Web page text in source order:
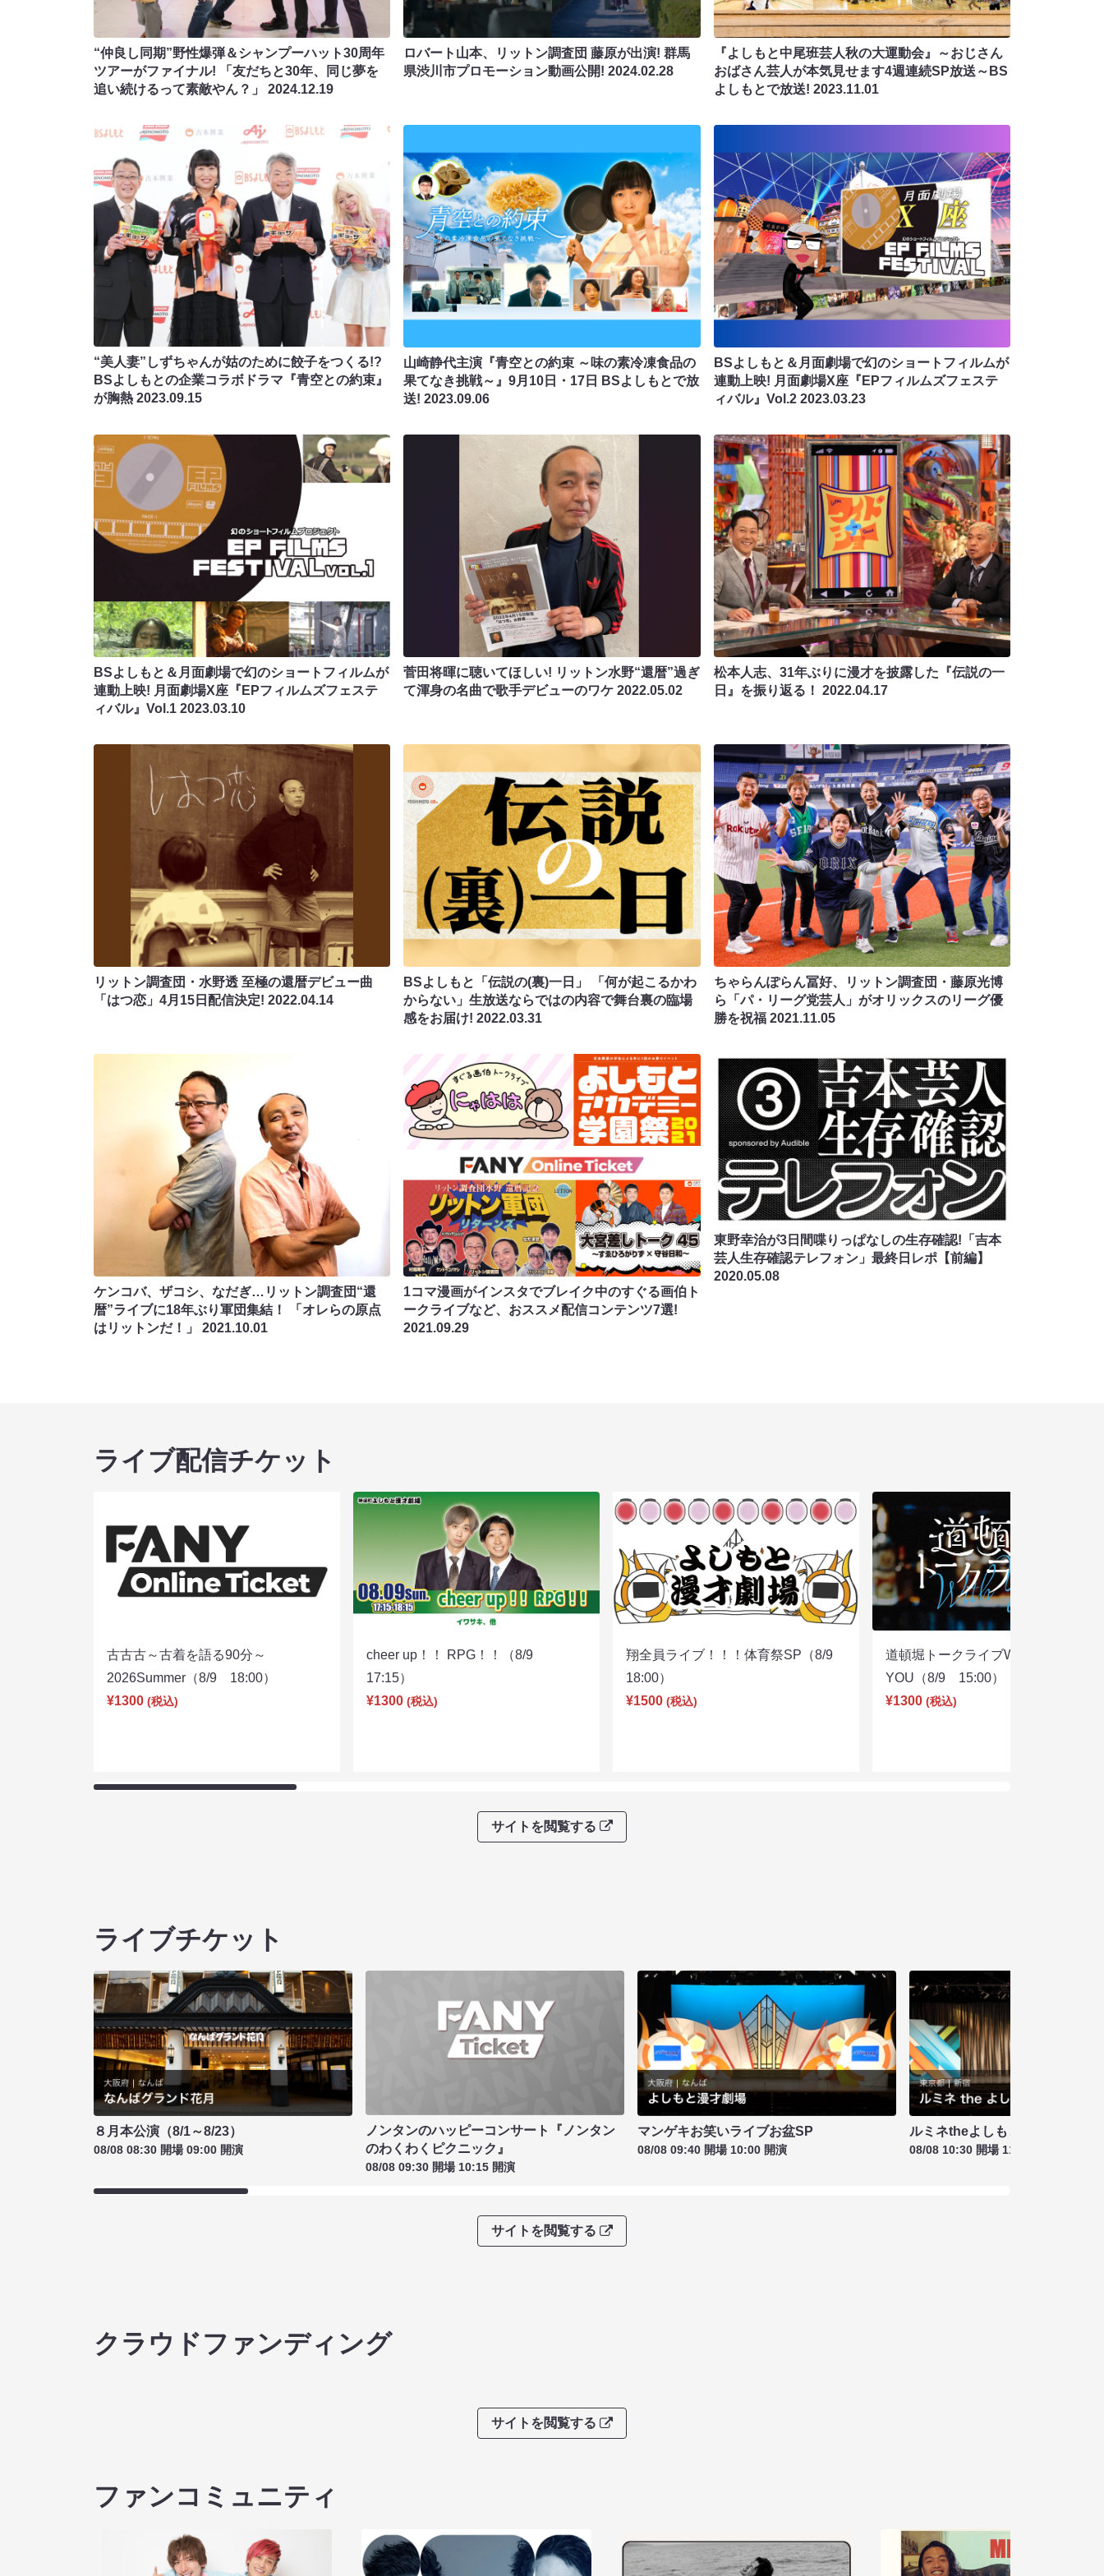
“仲良し同期”野性爆弾＆シャンプーハット30周年
ツアーがファイナル! 「友だちと30年、同じ夢を
追い続けるって素敵やん？」 2024.12.19
ロバート山本、リットン調査団 藤原が出演! 群馬
県渋川市プロモーション動画公開!2024.02.28
『よしもと中尾班芸人秋の大運動会』～おじさん
おばさん芸人が本気見せます4週連続SP放送～BS
よしもとで放送! 2023.11.01
“美人妻”しずちゃんが姑のために餃子をつくる!?
BSよしもとの企業コラボドラマ『青空との約束』
が胸熱 2023.09.15
山崎静代主演『青空との約束 ～味の素冷凍食品の
果てなき挑戦～』9月10日・17日 BSよしもとで放
送!2023.09.06
BSよしもと＆月面劇場で幻のショートフィルムが
連動上映! 月面劇場X座『EPフィルムズフェステ
ィバル』Vol.2 2023.03.23
BSよしもと＆月面劇場で幻のショートフィルムが
連動上映! 月面劇場X座『EPフィルムズフェステ
ィバル』Vol.1 2023.03.10
菅田将暉に聴いてほしい! リットン水野“還暦”過ぎ
て渾身の名曲で歌手デビューのワケ2022.05.02
松本人志、31年ぶりに漫才を披露した『伝説の一
日』を振り返る！ 2022.04.17
リットン調査団・水野透 至極の還暦デビュー曲
「はつ恋」4月15日配信決定! 2022.04.14
BSよしもと「伝説の(裏)一日」 「何が起こるかわ
からない」生放送ならではの内容で舞台裏の臨場
感をお届け!2022.03.31
ちゃらんぽらん冨好、リットン調査団・藤原光博
ら「パ・リーグ党芸人」がオリックスのリーグ優
勝を祝福 2021.11.05
ケンコバ、ザコシ、なだぎ…リットン調査団“還
暦”ライブに18年ぶり軍団集結！ 「オレらの原点
はリットンだ！」 2021.10.01
1コマ漫画がインスタでブレイク中のすぐる画伯ト
ークライブなど、おススメ配信コンテンツ7選!
2021.09.29
東野幸治が3日間喋りっぱなしの生存確認!「吉本
芸人生存確認テレフォン」最終日レポ【前編】
2020.05.08
ライブ配信チケット
古古古～古着を語る90分～
2026Summer（8/9 18:00）
¥1300 (税込)
cheer up！！ RPG！！（8/9
17:15）
¥1300 (税込)
翔全員ライブ！！！体育祭SP（8/9
18:00）
¥1500 (税込)
道頓堀トークライブWITH
YOU（8/9 15:00）
¥1300 (税込)
サイトを閲覧する
ライブチケット
８月本公演（8/1～8/23）
08/08 08:30 開場 09:00 開演
ノンタンのハッピーコンサート『ノンタン
のわくわくピクニック』
08/08 09:30 開場 10:15 開演
マンゲキお笑いライブお盆SP
08/08 09:40 開場 10:00 開演
ルミネtheよしもと お盆特別興行
08/08 10:30 開場 11:00 開演
サイトを閲覧する
クラウドファンディング
サイトを閲覧する
ファンコミュニティ